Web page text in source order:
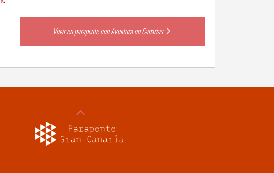
Volar en parapente con Aventura en Canarias